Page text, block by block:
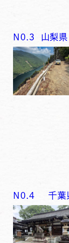
N0. 3 山梨県
N0. 4 千葉